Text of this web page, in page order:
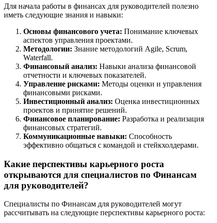
Для начала работы в финансах для руководителей полезно
иметь следующие знания и навыки:
Основы финансового учета: Понимание ключевых
аспектов управления проектами.
Методологии: Знание методологий Agile, Scrum,
Waterfall.
Финансовый анализ: Навыки анализа финансовой
отчетности и ключевых показателей.
Управление рисками: Методы оценки и управления
финансовыми рисками.
Инвестиционный анализ: Оценка инвестиционных
проектов и принятие решений.
Финансовое планирование: Разработка и реализация
финансовых стратегий.
Коммуникационные навыки: Способность
эффективно общаться с командой и стейкхолдерами.
Какие перспективы карьерного роста
открываются для специалистов по Финансам
для руководителей?
Специалисты по Финансам для руководителей могут
рассчитывать на следующие перспективы карьерного роста: